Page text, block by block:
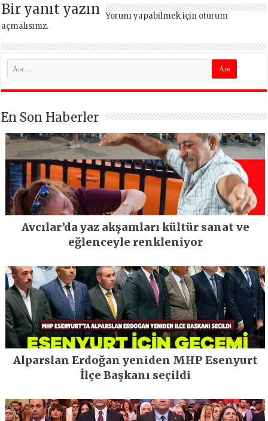
Bir yanıt yazın Yorum yapabilmek için oturum
açmalısınız.
En Son Haberler
Avcılar’da yaz akşamları kültür sanat ve
eğlenceyle renkleniyor
Alparslan Erdoğan yeniden MHP Esenyurt
İlçe Başkanı seçildi